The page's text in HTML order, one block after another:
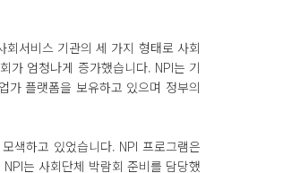
서비스 기관의 세 가지 형태로 사회
가 엄청나게 증가했습니다. NPI는 기
가 플랫폼을 보유하고 있으며 정부의
색하고 있었습니다. NPI 프로그램은
는 사회단체 박람회 준비를 담당했